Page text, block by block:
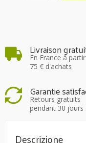
Livraison
En France à
75 € d'achats
Garantie
Retours gratuits
pendant 30 jours
Descrizione